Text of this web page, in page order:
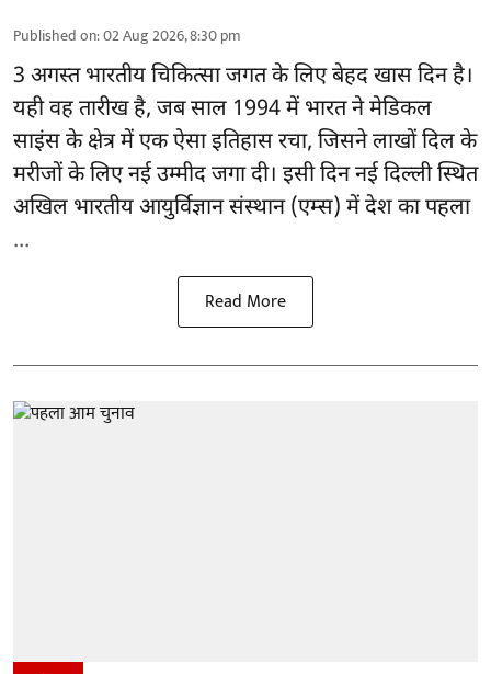
Published on:02 Aug 2026, 8:30 pm
3 अगस्त भारतीयचिकित्साजगत के लिए बेहद खास दिन है।
यही वह तारीख है, जब साल 1994 में भारत ने मेडिकल
साइंस के क्षेत्र में एक ऐसा इतिहास रचा, जिसने लाखों दिल के
मरीजों के लिए नई उम्मीद जगा दी। इसी दिन नई दिल्ली स्थित
अखिल भारतीय आयुर्विज्ञान संस्थान (एम्स) में देश का पहला
...
Read More